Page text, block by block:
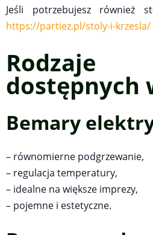
Jeśli potrzebujesz również
https://partiez.pl/stoly-i-krzesla/
Rodzaje
dostępnych
Bemary
– równomierne podgrzewanie,
– regulacja temperatury,
– idealne na większe imprezy,
– pojemne i estetyczne.